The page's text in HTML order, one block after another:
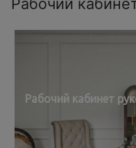
Рабочий кабинет